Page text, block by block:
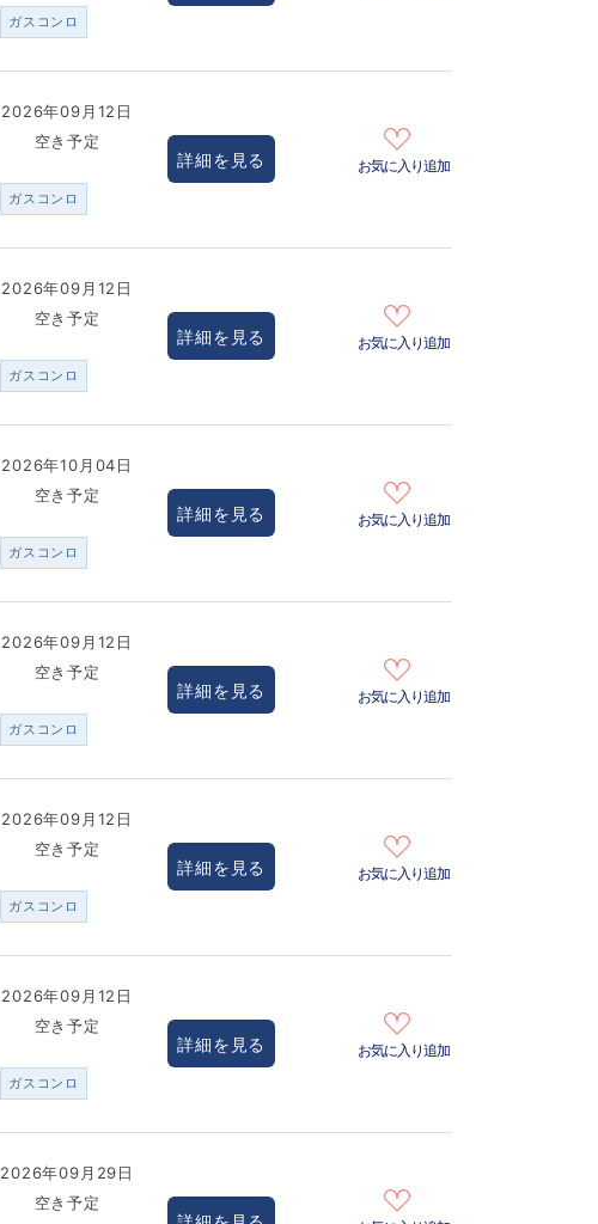
ガスコンロ
2026年09月12日
空き予定
ガスコンロ
詳細を見る お気に入り追加
2026年09月12日
空き予定
ガスコンロ
詳細を見る お気に入り追加
2026年10月04日
空き予定
ガスコンロ
詳細を見る お気に入り追加
2026年09月12日
空き予定
ガスコンロ
詳細を見る お気に入り追加
2026年09月12日
空き予定
ガスコンロ
詳細を見る お気に入り追加
2026年09月12日
空き予定
ガスコンロ
詳細を見る お気に入り追加
2026年09月29日
空き予定